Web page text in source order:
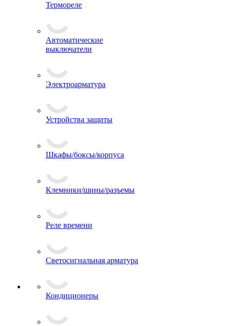
Термореле
Автоматические
выключатели
Электроарматура
Устройства защиты
Шкафы/боксы/корпуса
Клемники/шины/разъемы
Реле времени
Светосигнальная арматура
Кондиционеры